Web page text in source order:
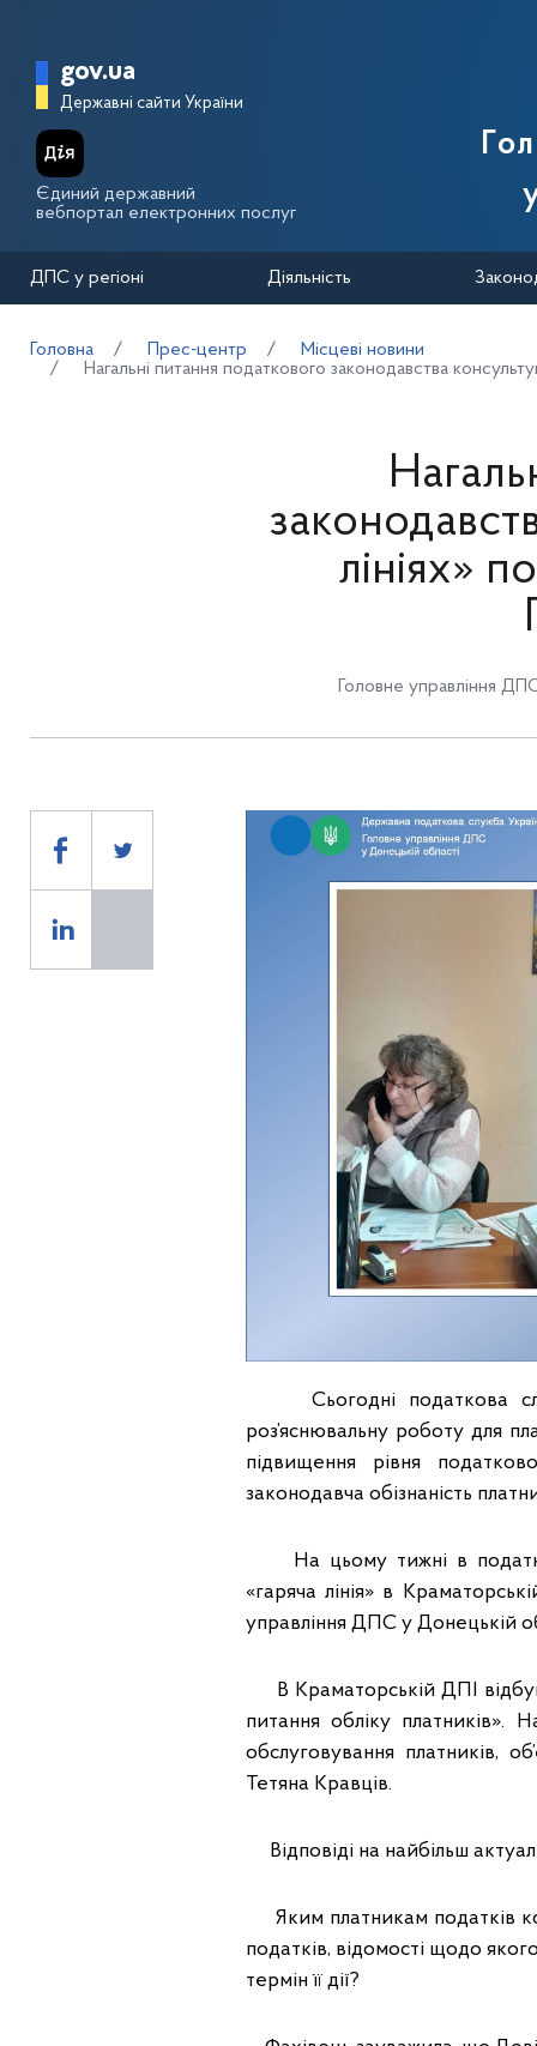
Головна сторінка Державної
gov.ua
Державні сайти України
Єдиний державний
вебпортал електронних послуг
ДПС у регіоні Діяльність
Головна Прес-центр
Місцеві новини
Нагальні питання податкового законодавства
лініях»
Головне управління
Сьогодні податкова
роз’яснювальну роботу для
підвищення рівня
законодавча обізнаність
На цьому тижні в
«гаряча лінія» в
управління ДПС у Донецькій
В Краматорській ДПІ
питання обліку платників».
обслуговування платників,
Тетяна Кравців.
Відповіді на найбільш
Яким платникам податків
податків, відомості щодо
термін її дії?